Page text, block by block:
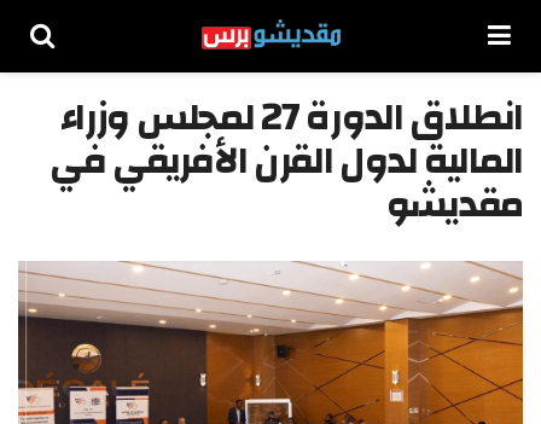
انطلاق الدورة 27 لمجلس وزراء
المالية لدول القرن الأفريقي في
مقديشو